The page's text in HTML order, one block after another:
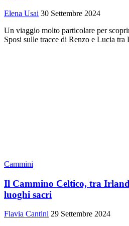
Elena Usai 30 Settembre 2024
Un viaggio molto particolare per
Sposi sulle tracce di Renzo e Lucia
Cammini
Il Cammino Celtico, tra
luoghi sacri
Flavia Cantini 29 Settembre 2024